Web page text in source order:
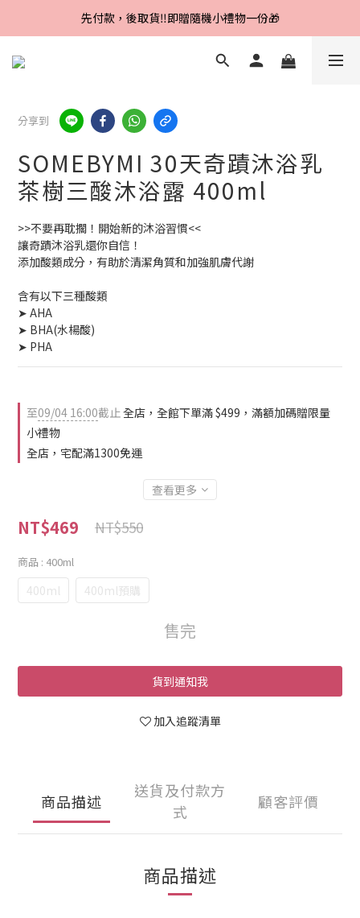
Line好友招募中，首購、回購皆贈100元
先付款，後取貨‼️即贈隨機小禮物一份🎁
Line好友招募中，首購、回購皆贈100元
分享到
SOMEBYMI 30天奇蹟沐浴乳
茶樹三酸沐浴露 400ml
>>不要再耽擱！開始新的沐浴習慣<<
讓奇蹟沐浴乳還你自信！
添加酸類成分，有助於清潔角質和加強肌膚代謝
含有以下三種酸類
➤ AHA
➤ BHA(水楊酸)
➤ PHA
至09/04 16:00截止全店，全館下單滿 $499，滿額加碼贈限量
小禮物
全店，宅配滿1300免運
查看更多
NT$469 NT$550
商品 : 400ml
400ml 400ml預購
售完
貨到通知我
加入追蹤清單
商品描述
送貨及付款方
式
顧客評價
商品描述